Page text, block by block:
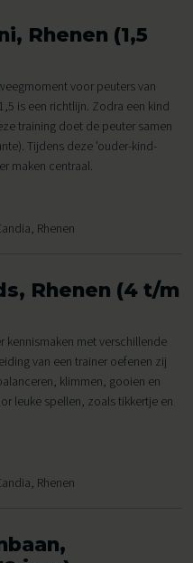
Rhenen (1,5
voor peuters van
is een richtlijn. Zodra een kind
training doet de peuter samen
Tijdens deze 'ouder-kind-
maken centraal.
Rhenen
Rhenen (4 t/m
kennismaken met verschillende
van een trainer oefenen zij
klimmen, gooien en
leuke spellen, zoals tikkertje en
Rhenen